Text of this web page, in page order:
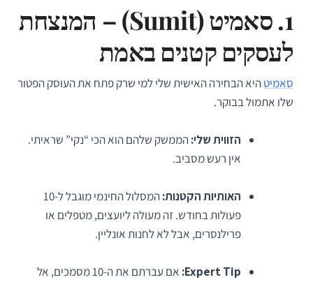
1. סאמיט (Sumit) – המנצחת
לעסקים קטנים באמת
סאמיטהיא הבחירה האישית שלי למי שרק פתח את העוסק הפטור
שלו אתמול בבוקר.
הזווית שלי:הממשק שלהם הוא הכי “נקי” שראיתי.
אין רעש מסביב.
האותיות הקטנות:
המסלול החינמי מוגבל ל-10
פעולות בחודש. זה מעולה ליועצים, מטפלים או
פרילנסרים, אבל לא לחנות אונליין.
Expert Tip:
אם עברתם את ה-10 מסמכים, אל